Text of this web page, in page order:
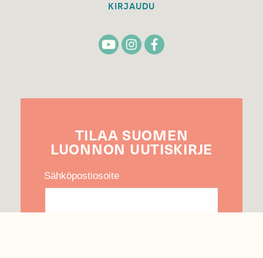
KIRJAUDU
TILAA SUOMEN
LUONNON UUTIS­KIRJE
Sähköpostiosoite